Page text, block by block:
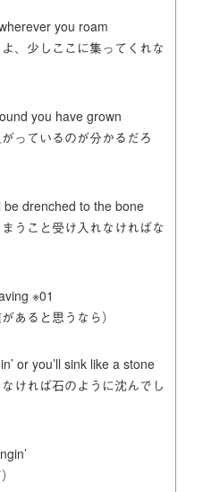
you roam
、少しここに集ってくれな
you have grown
っているのが分かるだろ
be drenched to the bone
うこと受け入れなければな
※01
あると思うなら）
or you’ll sink like a stone
ければ石のように沈んでし